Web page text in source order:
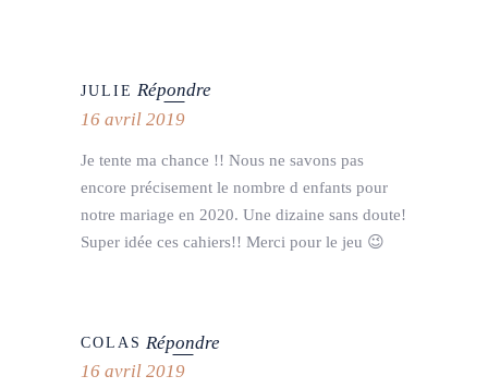
JULIE Répondre
16 avril 2019
Je tente ma chance !! Nous ne savons pas
encore précisement le nombre d enfants pour
notre mariage en 2020. Une dizaine sans doute!
Super idée ces cahiers!! Merci pour le jeu 😉
COLAS Répondre
16 avril 2019